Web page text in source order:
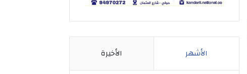
الأشهر الأخيرة